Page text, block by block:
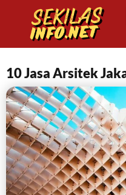
10 Jasa Arsitek